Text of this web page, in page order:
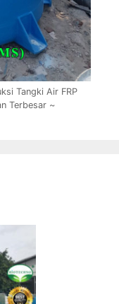
Tangki Air FRP
Terbesar ~